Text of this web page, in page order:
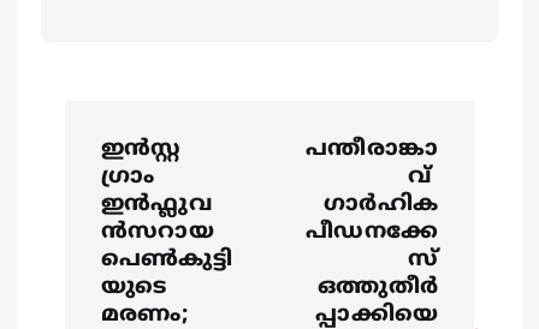
ഇൻസ്റ്റ
ഗ്രാം
ഇൻഫ്ലുവ
ൻസറായ
പെൺകുട്ടി
യുടെ
മരണം;
പന്തീരാങ്കാ
വ് ​
ഗാർഹിക
പീഡനക്കേ
സ്
ഒത്തുതീർ
പ്പാക്കിയെ